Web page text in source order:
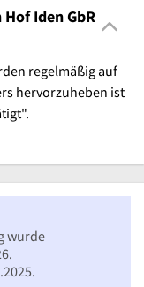
Iden GbR
regelmäßig auf
hervorzuheben ist
wurde